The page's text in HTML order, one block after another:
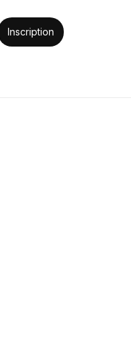
Inscription